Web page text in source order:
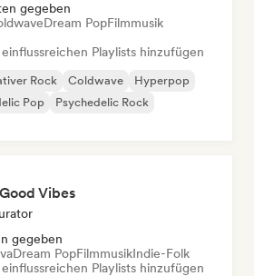
gegeben
Dream PopFilmmusik
Playlists hinzufügen
Rock Coldwave
Hyperpop
Pop
Psychedelic Rock
Vibes
gegeben
Dream PopFilmmusikIndie-Folk
Playlists hinzufügen